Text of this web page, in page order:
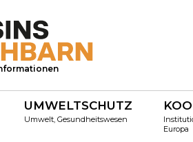
UMWELTSCHUTZ
Umwelt, Gesundheitswesen
Europa